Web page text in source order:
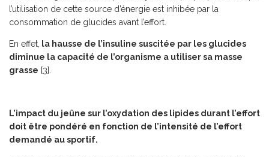
l’utilisation de cette source d’énergie est inhibée par la
consommation de glucides avant l’effort.
En effet, la hausse de l’insuline suscitée par les glucides
diminue la capacité de l’organisme a utiliser sa masse
grasse [3].
L’impact du jeûne sur l’oxydation des lipides durant l’effort
doit être pondéré en fonction de l’intensité de l’effort
demandé au sportif.